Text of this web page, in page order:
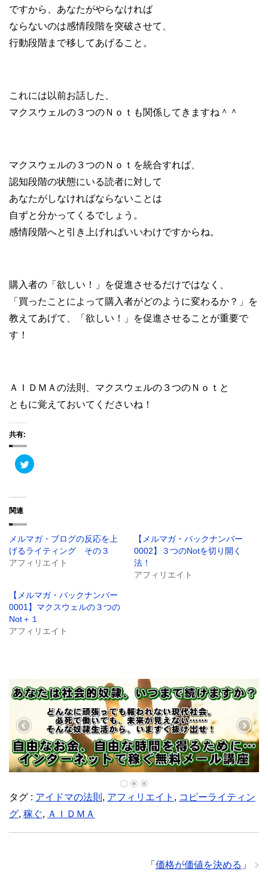
ですから、あなたがやらなければ
ならないのは感情段階を突破させて、
行動段階まで移してあげること。
これには以前お話した、
マクスウェルの３つのＮｏｔも関係してきますね＾＾
マクスウェルの３つのＮｏｔを統合すれば、
認知段階の状態にいる読者に対して
あなたがしなければならないことは
自ずと分かってくるでしょう。
感情段階へと引き上げればいいわけですからね。
購入者の「欲しい！」を促進させるだけではなく、
「買ったことによって購入者がどのように変わるか？」を
教えてあげて、「欲しい！」を促進させることが重要で
す！
ＡＩＤＭＡの法則、マクスウェルの３つのＮｏｔと
ともに覚えておいてくださいね！
共有:
ク
リ
e
r
で
共
有
し
い
ウ
ィ
ン
ド
ウ
関連
メルマガ・ブログの反応を上
げるライティング その３
アフィリエイト
【メルマガ・バックナンバー
0002】３つのNotを切り開く
法！
アフィリエイト
【メルマガ・バックナンバー
0001】マクスウェルの３つの
Not＋１
アフィリエイト
タグ : アイドマの法則 , アフィリエイト , コピーライティン
グ, 稼ぐ, ＡＩＤＭＡ
「 価格が価値を決める 」